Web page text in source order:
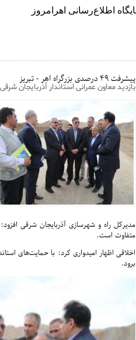
پیشرفت 49 درصدی بزرگراه اهر - تبریز
بازدید معاون عمرانی استاندار آذربایجان
متفاوت است.
اخلاقی اظهار امیدواری کرد: با حمایت‌های
برود.